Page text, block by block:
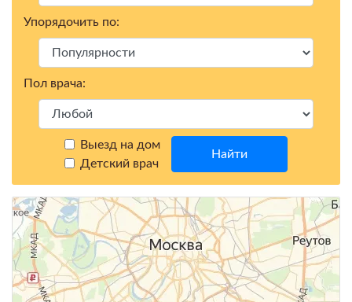
Упорядочить по:
Пол врача:
Выезд на дом
Детский врач
Найти